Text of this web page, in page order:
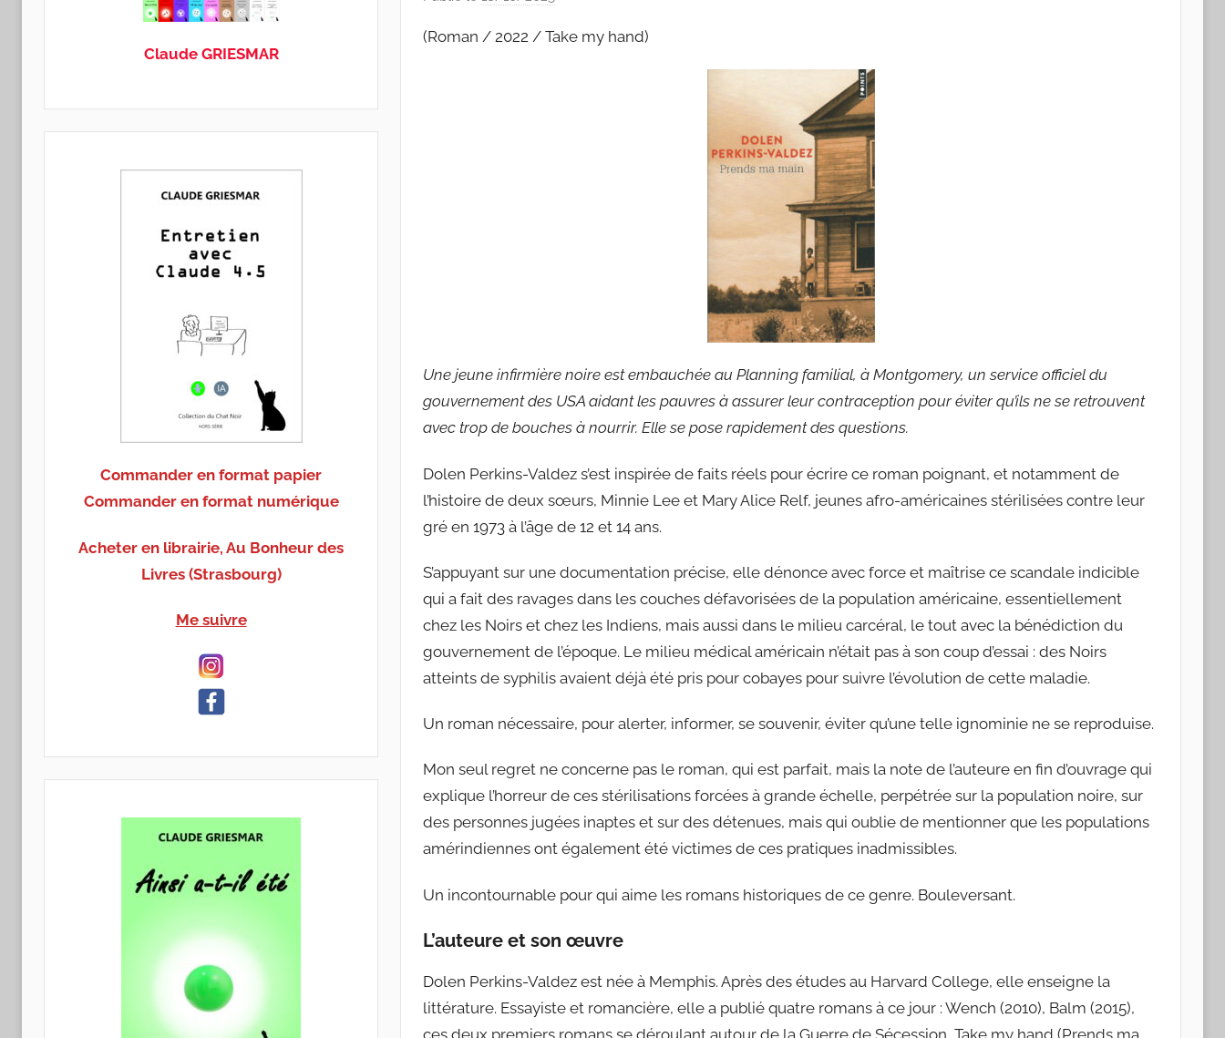
GRIESMAR
r
r
(Roman / 2022 / Take my hand)
Une jeune infirmière noire est embauchée au Planning familial, à Montgomery, un service officiel du
gouvernement des USA aidant les pauvres à assurer leur contraception pour éviter qu’ils ne se retrouvent
avec trop de bouches à nourrir. Elle se pose rapidement des questions.
Dolen Perkins-Valdez s’est inspirée de faits réels pour écrire ce roman poignant, et notamment de
l’histoire de deux sœurs, Minnie Lee et Mary Alice Relf, jeunes afro-américaines stérilisées contre leur
gré en 1973 à l’âge de 12 et 14 ans.
S’appuyant sur une documentation précise, elle dénonce avec force et maîtrise ce scandale indicible
qui a fait des ravages dans les couches défavorisées de la population américaine, essentiellement
chez les Noirs et chez les Indiens, mais aussi dans le milieu carcéral, le tout avec la bénédiction du
gouvernement de l’époque. Le milieu médical américain n’était pas à son coup d’essai : des Noirs
atteints de syphilis avaient déjà été pris pour cobayes pour suivre l’évolution de cette maladie.
Un roman nécessaire, pour alerter, informer, se souvenir, éviter qu’une telle ignominie ne se reproduise.
Mon seul regret ne concerne pas le roman, qui est parfait, mais la note de l’auteure en fin d’ouvrage qui
explique l’horreur de ces stérilisations forcées à grande échelle, perpétrée sur la population noire, sur
des personnes jugées inaptes et sur des détenues, mais qui oublie de mentionner que les populations
amérindiennes ont également été victimes de ces pratiques inadmissibles.
Un incontournable pour qui aime les romans historiques de ce genre. Bouleversant.
L’auteure et son œuvre
Dolen Perkins-Valdez est née à Memphis. Après des études au Harvard College, elle enseigne la
littérature. Essayiste et romancière, elle a publié quatre romans à ce jour : Wench (2010), Balm (2015),
ces deux premiers romans se déroulant autour de la Guerre de Sécession, Take my hand (Prends ma
Claude GRIESMAR
Commander en format papier
Commander en format numérique
Acheter en librairie, Au Bonheur des
Livres (Strasbourg)
Me suivre